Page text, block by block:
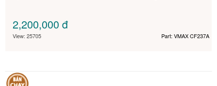
2,200,000đ
View: 25705 Part: VMAX CF237A